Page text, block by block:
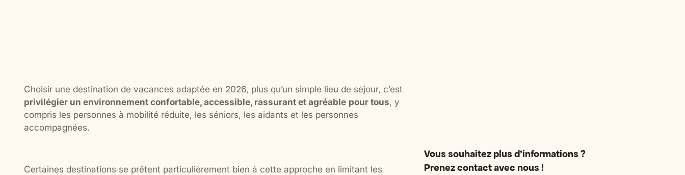
Choisir une destination de vacances adaptée en 2026, plus qu’un simple lieu de séjour, c’est
privilégier un environnement confortable, accessible, rassurant et agréable pour tous, y
compris les personnes à mobilité réduite, les séniors, les aidants et les personnes
accompagnées.
Certaines destinations se prêtent particulièrement bien à cette approche en limitant les
Vous souhaitez plus d'informations ?
Prenez contact avec nous !